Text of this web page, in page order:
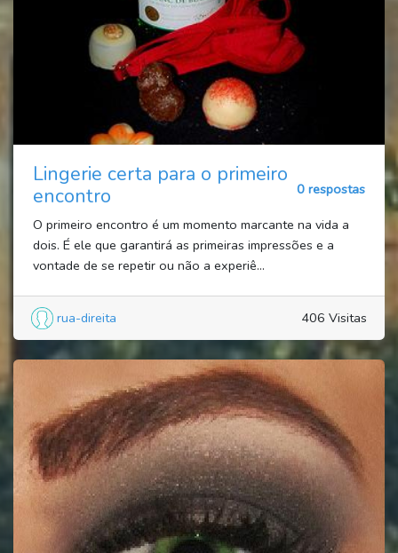
Lingerie certa para o primeiro
encontro
0 respostas
O primeiro encontro é um momento marcante na vida a
dois. É ele que garantirá as primeiras impressões e a
vontade de se repetir ou não a experiê...
rua-direita 406 Visitas